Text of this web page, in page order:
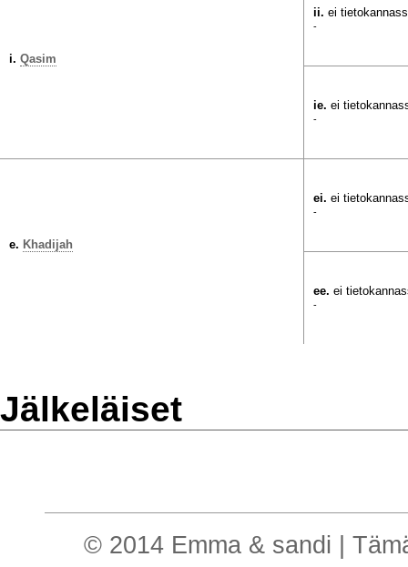
i. Qasim
ii. ei
-
ie. ei
-
e. Khadijah
ei. ei
-
ee. ei
-
Jälkeläiset
© 2014 Emma & sandi |